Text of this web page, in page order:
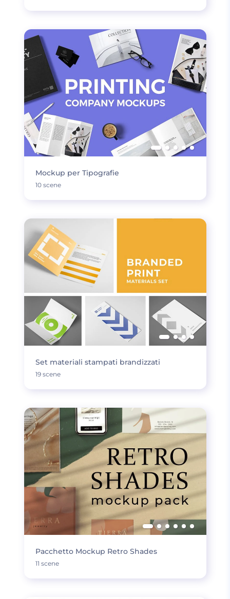
Mockup per Tipografie
10 scene
Set materiali stampati brandizzati
19 scene
Pacchetto Mockup Retro Shades
11 scene